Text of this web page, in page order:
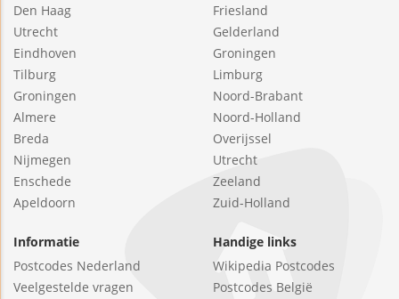
Den Haag
Utrecht
Eindhoven
Tilburg
Groningen
Almere
Breda
Nijmegen
Enschede
Apeldoorn
Friesland
Gelderland
Groningen
Limburg
Noord-Brabant
Noord-Holland
Overijssel
Utrecht
Zeeland
Zuid-Holland
Informatie
Postcodes Nederland
Veelgestelde vragen
Handige links
Wikipedia Postcodes
Postcodes België